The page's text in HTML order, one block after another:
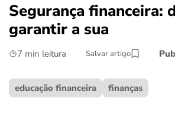
crédito fácil
últimas notícias
ferramentas
Segurança financeira:
garantir a sua
7 min leitura Salvar artigo
educação financeira finanças